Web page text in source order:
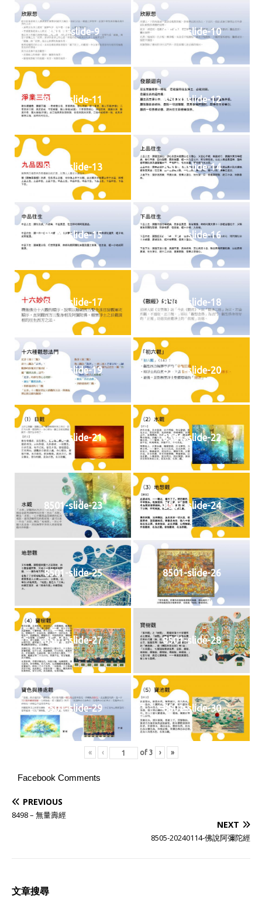
8501-slide-9 8501-slide-10
8501-slide-11 8501-slide-12
8501-slide-13 8501-slide-14
8501-slide-15 8501-slide-16
8501-slide-17 8501-slide-18
8501-slide-19 8501-slide-20
8501-slide-21 8501-slide-22
8501-slide-23 8501-slide-24
8501-slide-25 8501-slide-26
8501-slide-27 8501-slide-28
8501-slide-29 8501-slide-30
« ‹ of 3 › »
Facebook Comments
PREVIOUS
8498 – 無量壽經
NEXT
8505-20240114-佛說阿彌陀經
文章搜尋